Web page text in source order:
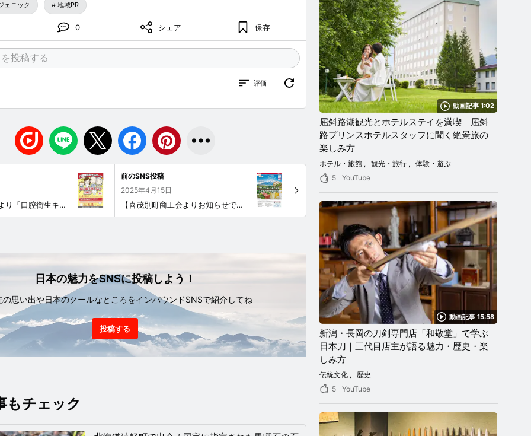
ェニック 地域PR
0 シェア 保存
評価
後志歯科医師会より「口腔衛生キャンペーン」のお知らせです。 後志歯科医師会では、「口腔衛生キャンペーン むし歯予防DAY 2025」を開催します。 最近、噛みづらくなった、滑舌が悪くなったなどありませんか？ オーラルフレイルチェック、無料歯科検診の他、歯磨き指導コーナーなどもありますので、是非ご参加ください。皆様のお越しをお待ちしております。 口腔衛生キャンペーン むし歯予防DAY 2025 【日時】6月14日(土)13:30～15:30 【場所】倶知安町 後志総合振興局道民ホール
前のSNS投稿
2025年4月15日
【喜茂別町商工会よりお知らせです】 春の味覚アスパラガス！ふるさと小包®のお申込みを受付けしております！ 毎年喜茂別町商工会が行っている「グリーンアスパラ・ホワイトアスパラ」の全国発送。 4月14日(月)～5月20日(火)まで、郵便局でお申込みいただけます！ 発送開始日は5月下旬からとなっております。 詳しくはチラシをご覧ください。 羊蹄山麓高原地帯の澄んだ空気と清らかな水、昼と夜の温度差、美味しく育てる気候と畑で丹精こめて作られた、甘くみずみずしいアスパラガスをぜひ一度ご賞味ください！
日本の魅力をSNSに投稿しよう！
の思い出や日本のクールなところをインバウンドSNSで紹介してね
投稿する
もチェック
動画記事 1:02
屈斜路湖観光とホテルステイを満喫｜屈斜
路プリンスホテルスタッフに聞く絶景旅の
楽しみ方
ホテル・旅館 観光・旅行
体験・遊ぶ
5
YouTube
動画記事 15:58
新潟・長岡の刀剣専門店「和敬堂」で学ぶ
日本刀｜三代目店主が語る魅力・歴史・楽
しみ方
伝統文化
歴史
5
YouTube